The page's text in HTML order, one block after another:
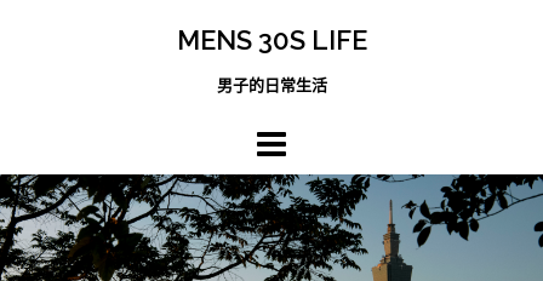
MENS 30S LIFE
男子的日常生活